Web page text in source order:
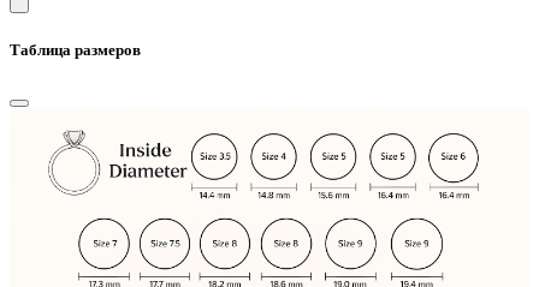
Таблица размеров